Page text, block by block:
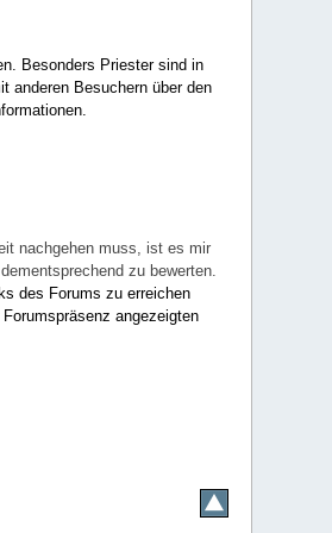
Besonders Priester sind in
anderen Besuchern über den
nachgehen muss, ist es mir
zu bewerten.
des Forums zu erreichen
angezeigten